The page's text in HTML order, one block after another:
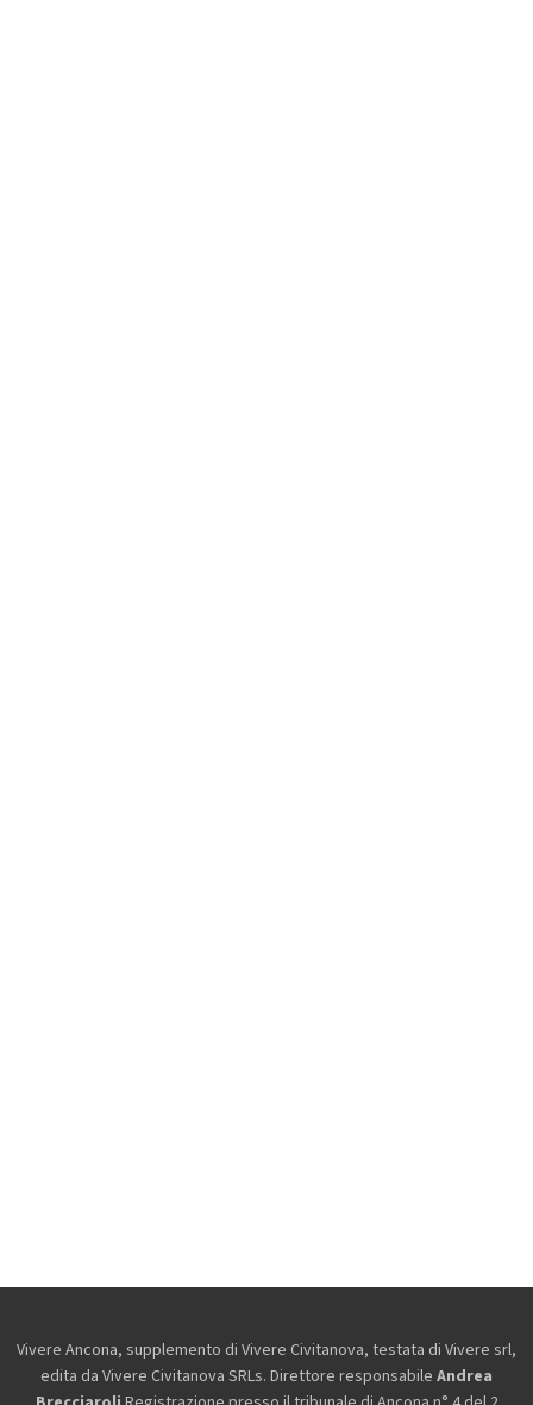
Vivere Ancona, supplemento di Vivere Civitanova, testata di Vivere srl,
edita da Vivere Civitanova SRLs. Direttore responsabile Andrea